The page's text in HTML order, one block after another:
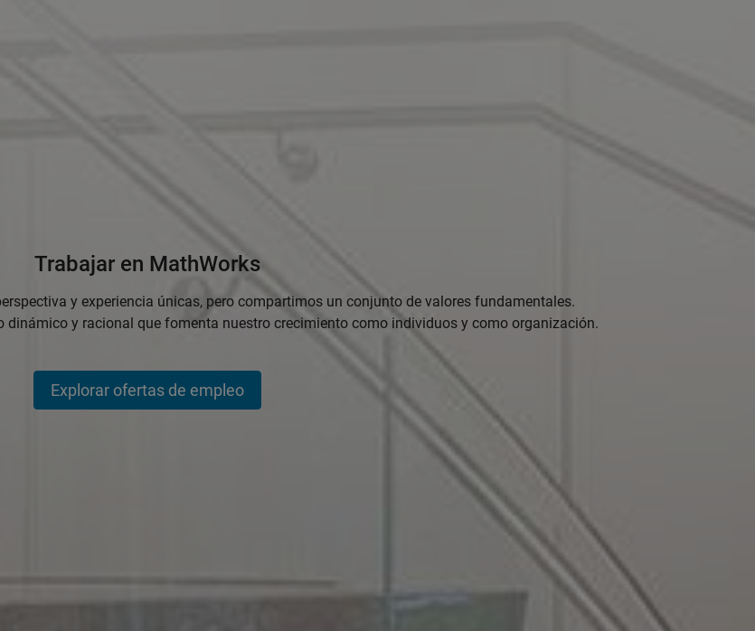
Trabajar en MathWorks
y experiencia únicas, pero compartimos un conjunto de valores fundamentales.
dinámico y racional que fomenta nuestro crecimiento como individuos y como organización.
Explorar ofertas de empleo